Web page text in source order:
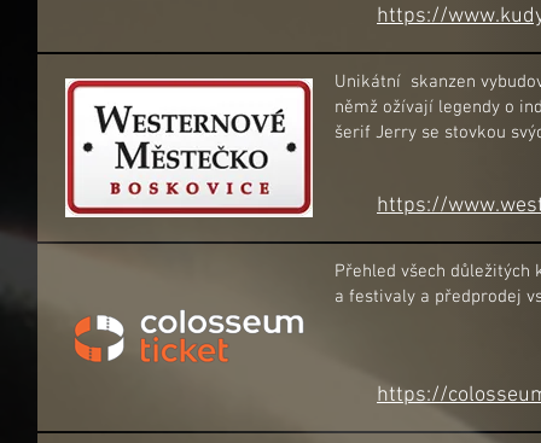
https://
Unikátní skanzen
němž ožívají legendy o
šerif Jerry se stovkou
https://
Přehled všech
a festivaly a předprodej
https://